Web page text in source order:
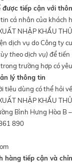
tiếp cận với
cá nhân của khách
NHẬP KHẨU
dịch vụ do Công ty
theo dịch vụ) để tiến
trường hợp có
lý thông tin
dùng có thể hỏi
NHẬP KHẨU
Bình Hưng Hòa B
890
hàng tiếp cận và